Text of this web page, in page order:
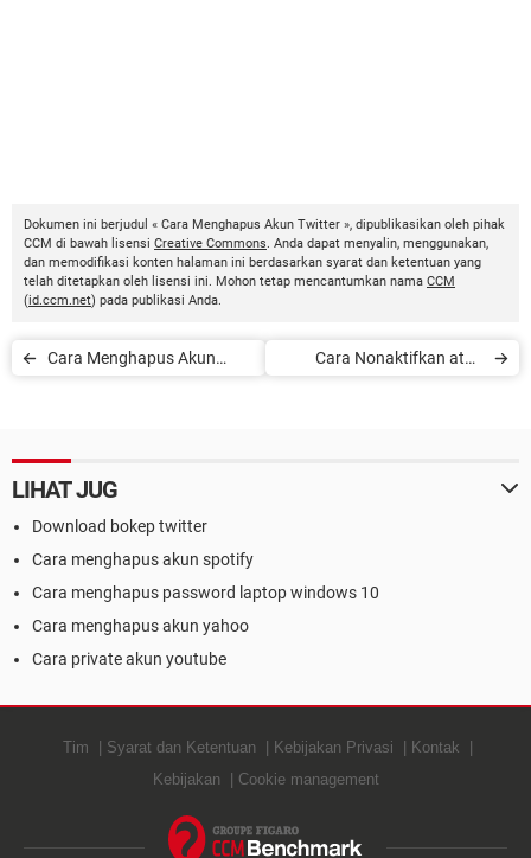
Dokumen ini berjudul « Cara Menghapus Akun Twitter », dipublikasikan oleh pihak
CCM di bawah lisensi Creative Commons. Anda dapat menyalin, menggunakan,
dan memodifikasi konten halaman ini berdasarkan syarat dan ketentuan yang
telah ditetapkan oleh lisensi ini. Mohon tetap mencantumkan nama CCM
(id.ccm.net) pada publikasi Anda.
Cara Menghapus Akun
Cara Nonaktifkan atau
LIHAT JUG
Download bokep twitter
Cara menghapus akun spotify
Cara menghapus password laptop windows 10
Cara menghapus akun yahoo
Cara private akun youtube
Tim Syarat dan Ketentuan Kebijakan Privasi
Kontak
Kebijakan
Cookie management